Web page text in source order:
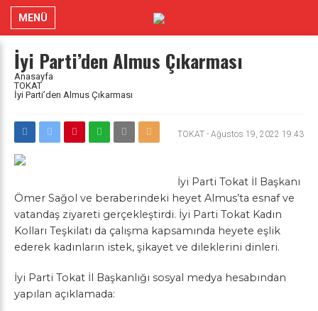
MENÜ
İyi Parti’den Almus Çıkarması
Anasayfa
TOKAT
İyi Parti’den Almus Çıkarması
TOKAT - Ağustos 19, 2022 19:43
İyi Parti Tokat İl Başkanı
Ömer Sağol ve beraberindeki heyet Almus’ta esnaf ve
vatandaş ziyareti gerçekleştirdi. İyi Parti Tokat Kadın
Kolları Teşkilatı da çalışma kapsamında heyete eşlik
ederek kadınların istek, şikayet ve dileklerini dinleri.
İyi Parti Tokat İl Başkanlığı sosyal medya hesabından
yapılan açıklamada: